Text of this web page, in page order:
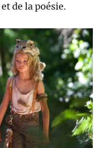
de la poésie.